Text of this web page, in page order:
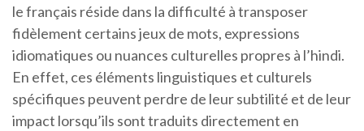
le français réside dans la difficulté à transposer
fidèlement certains jeux de mots, expressions
idiomatiques ou nuances culturelles propres à l’hindi.
En effet, ces éléments linguistiques et culturels
spécifiques peuvent perdre de leur subtilité et de leur
impact lorsqu’ils sont traduits directement en